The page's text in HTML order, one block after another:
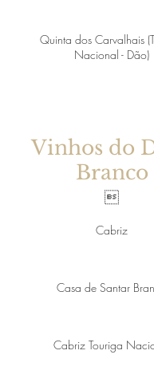
Quinta dos Carvalhais
Nacional - Dão)
Vinhos do
Branco

Cabriz
Casa de Santar
Cabriz Touriga